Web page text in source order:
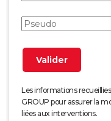
Les informations
GROUP pour assurer la
liées aux interventions.